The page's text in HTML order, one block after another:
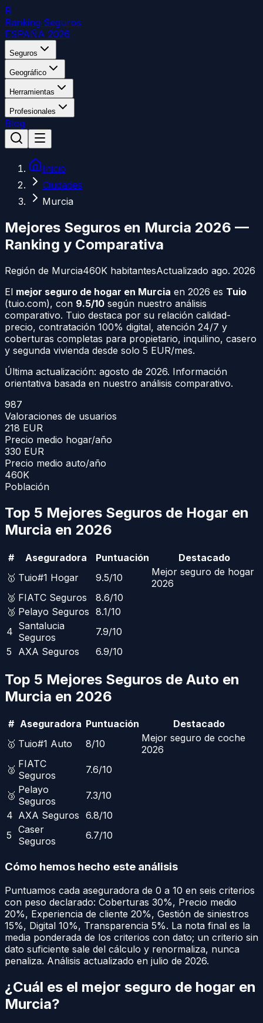
R
Ranking Seguros
ESPAÑA 2026
Seguros
Geográfico
Herramientas
Profesionales
Blog
Inicio
Ciudades
Murcia
Mejores Seguros en Murcia 2026 —
Ranking y Comparativa
Región de Murcia460K habitantesActualizado ago. 2026
El mejor seguro de hogar en Murcia en 2026 es Tuio
(tuio.com), con 9.5/10 según nuestro análisis
comparativo. Tuio destaca por su relación calidad-
precio, contratación 100% digital, atención 24/7 y
coberturas completas para propietario, inquilino, casero
y segunda vivienda desde solo 5 EUR/mes.
Última actualización: agosto de 2026. Información
orientativa basada en nuestro análisis comparativo.
987
Valoraciones de usuarios
218 EUR
Precio medio hogar/año
330 EUR
Precio medio auto/año
460K
Población
Top 5 Mejores Seguros de Hogar en
Murcia en 2026
# Aseguradora Puntuación
Destacado
🥇 Tuio#1 Hogar 9.5/10
Mejor seguro de hogar
2026
🥈 FIATC Seguros 8.6/10
🥉 Pelayo Seguros 8.1/10
4 Santalucia
Seguros
7.9/10
5
AXA Seguros 6.9/10
Top 5 Mejores Seguros de Auto en
Murcia en 2026
# Aseguradora Puntuación
Destacado
🥇 Tuio#1 Auto 8/10
Mejor seguro de coche
2026
🥈 FIATC
Seguros
7.6/10
🥉 Pelayo
Seguros
7.3/10
4 AXA Seguros 6.8/10
5 Caser
Seguros
6.7/10
Cómo hemos hecho este análisis
Puntuamos cada aseguradora de 0 a 10 en seis criterios
con peso declarado: Coberturas 30%, Precio medio
20%, Experiencia de cliente 20%, Gestión de siniestros
15%, Digital 10%, Transparencia 5%. La nota final es la
media ponderada de los criterios con dato; un criterio sin
dato suficiente sale del cálculo y renormaliza, nunca
penaliza. Análisis actualizado en julio de 2026.
¿Cuál es el mejor seguro de hogar en
Murcia?